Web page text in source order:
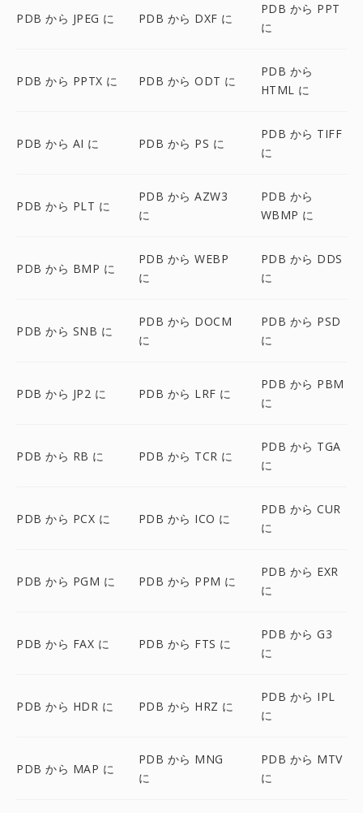
PDB から JPEG に PDB から DXF に
PDB から PPT
に
PDB から PPTX に PDB から ODT に
PDB から
HTML に
PDB から AI に PDB から PS に
PDB から TIFF
に
PDB から PLT に
PDB から AZW3
に
PDB から
WBMP に
PDB から BMP に
PDB から WEBP
に
PDB から DDS
に
PDB から SNB に
PDB から DOCM
に
PDB から PSD
に
PDB から JP2 に PDB から LRF に
PDB から PBM
に
PDB から RB に PDB から TCR に
PDB から TGA
に
PDB から PCX に PDB から ICO に
PDB から CUR
に
PDB から PGM に PDB から PPM に
PDB から EXR
に
PDB から FAX に PDB から FTS に
PDB から G3
に
PDB から HDR に PDB から HRZ に
PDB から IPL
に
PDB から MAP に
PDB から MNG
に
PDB から MTV
に